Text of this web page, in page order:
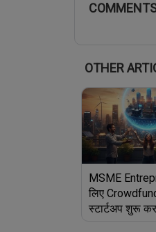
OTHER
MSME
लिए
स्टार्टअप शुरू